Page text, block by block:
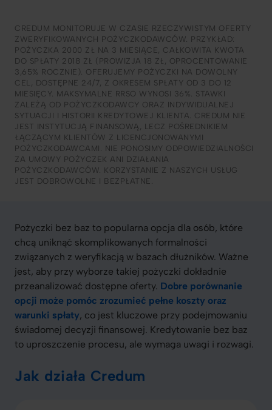
CREDUM MONITORUJE W CZASIE RZECZYWISTYM OFERTY
ZWERYFIKOWANYCH POŻYCZKODAWCÓW. PRZYKŁAD:
POŻYCZKA 2000 ZŁ NA 3 MIESIĄCE, CAŁKOWITA KWOTA
DO SPŁATY 2018 ZŁ (PROWIZJA 18 ZŁ, OPROCENTOWANIE
3,65% ROCZNIE). OFERUJEMY POŻYCZKI NA DOWOLNY
CEL, DOSTĘPNE 24/7, Z OKRESEM SPŁATY OD 3 DO 12
MIESIĘCY. MAKSYMALNE RRSO WYNOSI 36%. STAWKI
ZALEŻĄ OD POŻYCZKODAWCY ORAZ INDYWIDUALNEJ
SYTUACJI I HISTORII KREDYTOWEJ KLIENTA. CREDUM NIE
JEST INSTYTUCJĄ FINANSOWĄ, LECZ POŚREDNIKIEM
ŁĄCZĄCYM KLIENTÓW Z LICENCJONOWANYMI
POŻYCZKODAWCAMI. NIE PONOSIMY ODPOWIEDZIALNOŚCI
ZA UMOWY POŻYCZEK ANI DZIAŁANIA
POŻYCZKODAWCÓW. KORZYSTANIE Z NASZYCH USŁUG
JEST DOBROWOLNE I BEZPŁATNE.
Pożyczki bez baz to popularna opcja dla osób, które
chcą uniknąć skomplikowanych formalności
związanych z weryfikacją w bazach dłużników. Ważne
jest, aby przy wyborze takiej pożyczki dokładnie
przeanalizować dostępne oferty. Dobre porównanie
opcji może pomóc zrozumieć pełne koszty oraz
warunki spłaty, co jest kluczowe przy podejmowaniu
świadomej decyzji finansowej. Kredytowanie bez baz
to uproszczenie procesu, ale wymaga uwagi i rozwagi.
Jak działa Credum